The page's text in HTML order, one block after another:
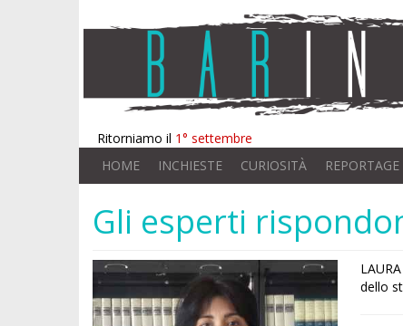
Ritorniamo il 1° settembre
HOME INCHIESTE CURIOSITÀ REPORTAGE
Gli esperti
dello